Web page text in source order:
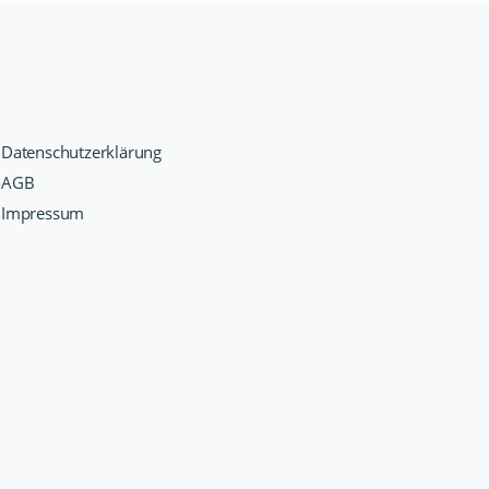
Datenschutzerklärung
AGB
Impressum